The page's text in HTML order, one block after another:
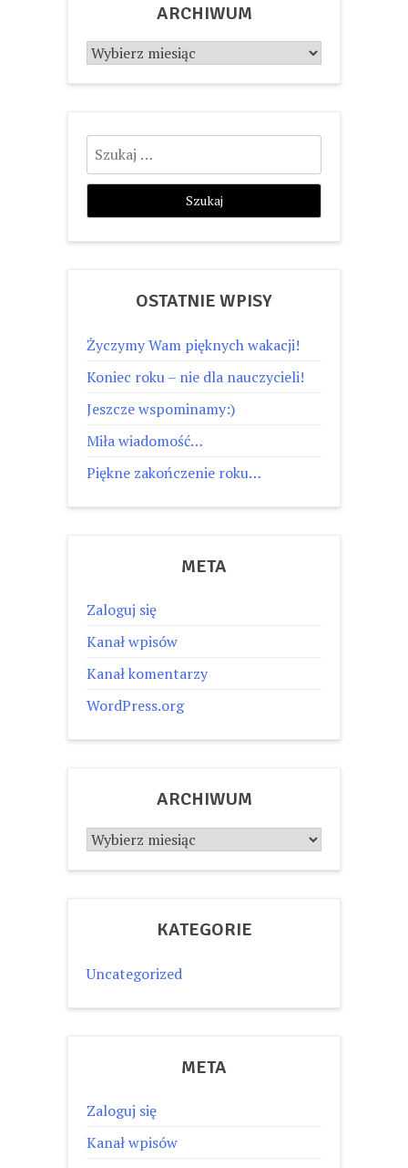
ARCHIWUM
Archiwum
Szukaj:
OSTATNIE WPISY
Życzymy Wam pięknych wakacji!
Koniec roku – nie dla nauczycieli!
Jeszcze wspominamy:)
Miła wiadomość…
Piękne zakończenie roku…
META
Zaloguj się
Kanał wpisów
Kanał komentarzy
WordPress.org
ARCHIWUM
Archiwum
KATEGORIE
Uncategorized
META
Zaloguj się
Kanał wpisów